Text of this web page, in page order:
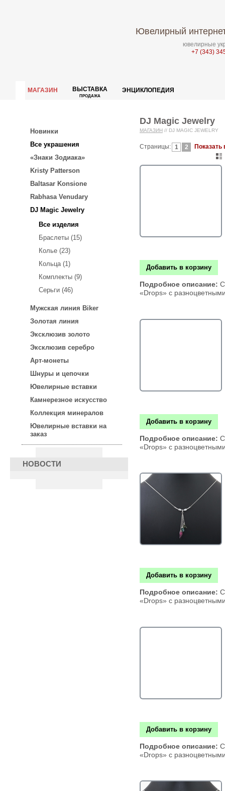
Ювелирный
ювелирные
+7 (343)
МАГАЗИН ВЫСТАВКА
ПРОДАЖА
ЭНЦИКЛОПЕДИЯ
Новинки
Все украшения
«Знаки Зодиака»
Kristy Patterson
Baltasar Konsione
Rabhasa Venudary
DJ Magic Jewelry
Все изделия
Браслеты (15)
Колье (23)
Кольца (1)
Комплекты (9)
Серьги (46)
Мужская линия Biker
Золотая линия
Эксклюзив золото
Эксклюзив серебро
Арт-монеты
Шнуры и цепочки
Ювелирные вставки
Камнерезное искусство
Коллекция минералов
Ювелирные вставки на
заказ
НОВОСТИ
DJ Magic Jewelry
МАГАЗИН // DJ MAGIC JEWELRY
Страницы: 1 2 Показать
Добавить в корзину
Подробное описание:
«Drops» с
Добавить в корзину
Подробное описание:
«Drops» с
Добавить в корзину
Подробное описание:
«Drops» с
Добавить в корзину
Подробное описание:
«Drops» с